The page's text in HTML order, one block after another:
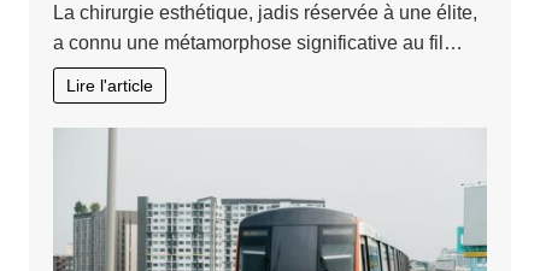
La chirurgie esthétique, jadis réservée à une élite,
a connu une métamorphose significative au fil…
Lire l'article